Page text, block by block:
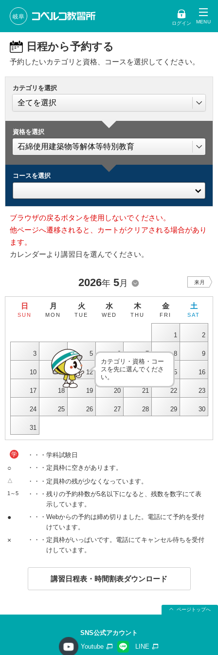
岐阜
ログイン
日程から予約する
予約したいカテゴリと資格、コースを選択してください。
カテゴリを選択
資格を選択
コースを選択
ブラウザの戻るボタンを使用しないでください。
他ページへ遷移されると、カートがクリアされる場合があり
ます。
カレンダーより講習日を選んでください。
2026年 5月 来月
日
SUN
月
MON
火
TUE
水
WED
木
THU
金
FRI
土
SAT
1 2
3 4 5 6 7 8 9
10 11 12 13 14 15 16
17 18 19 20 21 22 23
24 25 26 27 28 29 30
31
カテゴリ・資格・コー
スを先に選んでくださ
い。
学 ・・・学科試験日
○ ・・・定員枠に空きがあります。
△ ・・・定員枠の残が少なくなっています。
1～5
・・・残りの予約枠数が5名以下になると、残数を数字にて表
示しています。
●
・・・Webからの予約は締め切りました。電話にて予約を受付
けています。
×
・・・定員枠がいっぱいです。電話にてキャンセル待ちを受付
けしています。
講習日程表・時間割表ダウンロード
ページトップへ
SNS公式アカウント
Youtube
LINE